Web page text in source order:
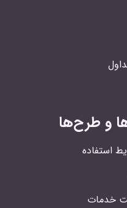
و طرح‌ها
استفاده
خدمات